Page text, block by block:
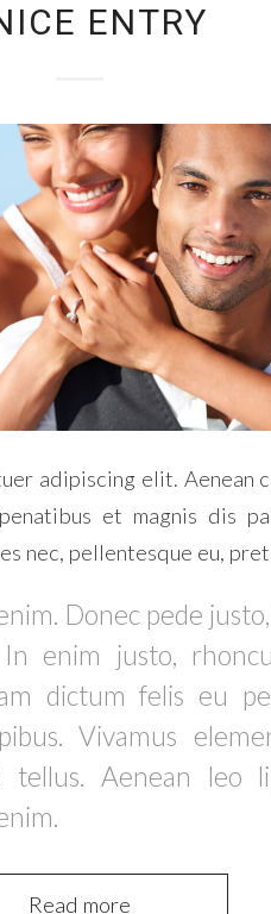
ENTRY
adipiscing elit. Aenean
et magnis dis
nec, pellentesque eu,
Donec pede
enim justo,
dictum felis eu
Vivamus
tellus. Aenean leo
Read more